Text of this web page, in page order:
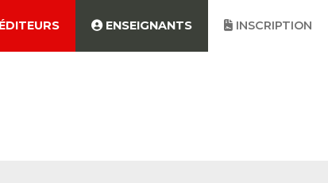
ÉDITEURS ENSEIGNANTS INSCRIPTION